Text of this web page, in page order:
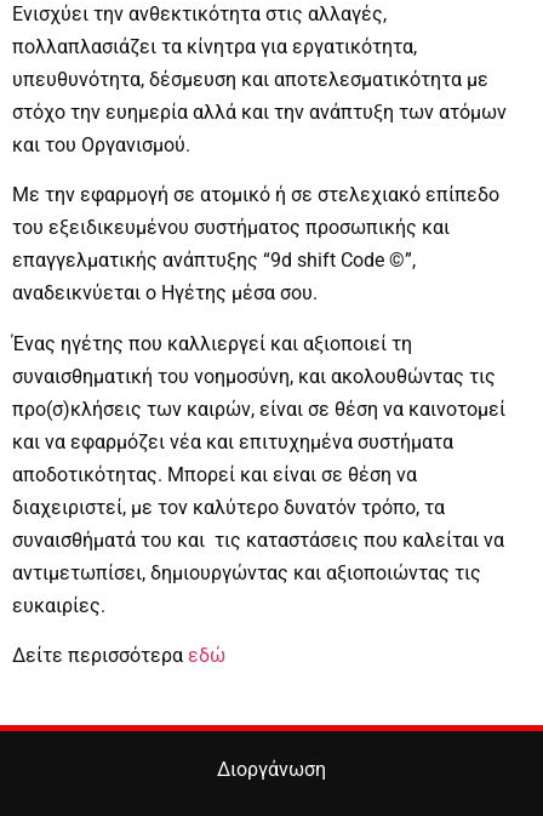
Ενισχύει την ανθεκτικότητα στις αλλαγές,
πολλαπλασιάζει τα κίνητρα για εργατικότητα,
υπευθυνότητα, δέσμευση και αποτελεσματικότητα με
στόχο την ευημερία αλλά και την ανάπτυξη των ατόμων
και του Οργανισμού.
Με την εφαρμογή σε ατομικό ή σε στελεχιακό επίπεδο
του εξειδικευμένου συστήματος προσωπικής και
επαγγελματικής ανάπτυξης “9d shift Code ©”,
αναδεικνύεται ο Ηγέτης μέσα σου.
Ένας ηγέτης που καλλιεργεί και αξιοποιεί τη
συναισθηματική του νοημοσύνη, και ακολουθώντας τις
προ(σ)κλήσεις των καιρών, είναι σε θέση να καινοτομεί
και να εφαρμόζει νέα και επιτυχημένα συστήματα
αποδοτικότητας. Μπορεί και είναι σε θέση να
διαχειριστεί, με τον καλύτερο δυνατόν τρόπο, τα
συναισθήματά του και τις καταστάσεις που καλείται να
αντιμετωπίσει, δημιουργώντας και αξιοποιώντας τις
ευκαιρίες.
Δείτε περισσότερα εδώ
Διοργάνωση